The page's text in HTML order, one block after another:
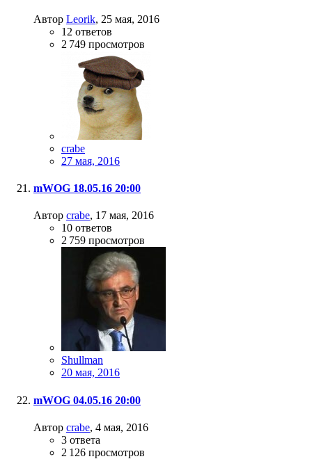
Автор Leorik, 25 мая, 2016
12 ответов
2 749 просмотров
crabe
27 мая, 2016
mWOG 18.05.16 20:00
Автор crabe, 17 мая, 2016
10 ответов
2 759 просмотров
Shullman
20 мая, 2016
mWOG 04.05.16 20:00
Автор crabe, 4 мая, 2016
3 ответа
2 126 просмотров